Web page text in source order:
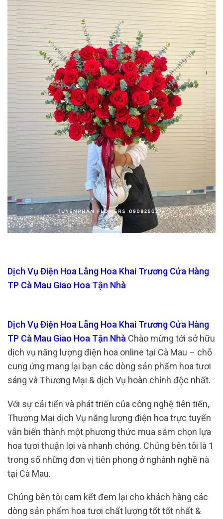
Dịch Vụ Điện Hoa Lẵng Hoa Khai Trương Cửa Hàng
TP Cà Mau Giao Hoa Tận Nhà
Dịch Vụ Điện Hoa Lẵng Hoa Khai Trương Cửa Hàng
TP Cà Mau Giao Hoa Tận Nhà Chào mừng tới sở hữu
dịch vụ năng lượng điện hoa online tại Cà Mau – chỗ
cung ứng mang lại bạn các dòng sản phẩm hoa tươi
sáng và Thương Mại & dịch Vụ hoàn chỉnh độc nhất.
Với sự cải tiến và phát triển của công nghệ tiên tiến,
Thương Mại dịch Vụ năng lượng điện hoa trực tuyến
vẫn biến thành một phương thức mua sắm chọn lựa
hoa tươi thuận lợi và nhanh chóng. Chúng bên tôi là 1
trong số những đơn vị tiên phong ở nghành nghề nà
tại Cà Mau.
Chúng bên tôi cam kết đem lại cho khách hàng các
dòng sản phẩm hoa tươi chất lượng tốt tốt nhất &